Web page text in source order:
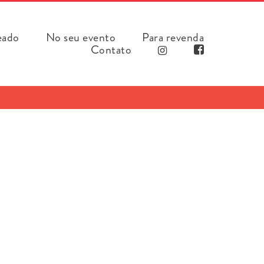
No seu evento Para revenda
Contato